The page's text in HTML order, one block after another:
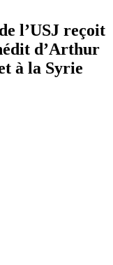
l’USJ reçoit
d’Arthur
à la Syrie